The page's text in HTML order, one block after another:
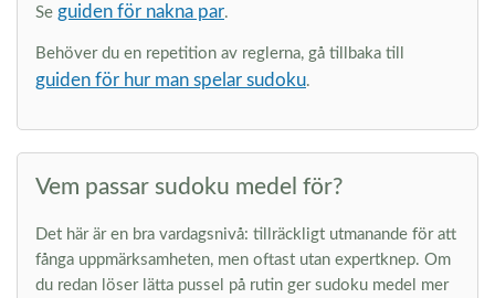
Se guiden för nakna par.
Behöver du en repetition av reglerna, gå tillbaka till
guiden för hur man spelar sudoku.
Vem passar sudoku medel för?
Det här är en bra vardagsnivå: tillräckligt utmanande för att
fånga uppmärksamheten, men oftast utan expertknep. Om
du redan löser lätta pussel på rutin ger sudoku medel mer